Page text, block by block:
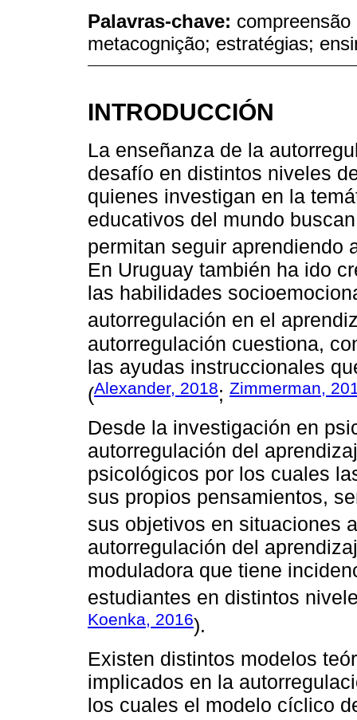
Palavras-chave:
metacognição; estratégias;
INTRODUCCIÓN
La enseñanza de la
desafío en distintos niveles
quienes investigan en la
educativos del mundo
permitan seguir aprendiendo
En Uruguay también ha ido
las habilidades
autorregulación en el
autorregulación cuestiona,
las ayudas instruccionales
(Alexander, 2018; Zimmerman,
Desde la investigación en
autorregulación del
psicológicos por los cuales
sus propios pensamientos,
sus objetivos en situaciones
autorregulación del
moduladora que tiene
estudiantes en distintos
Koenka, 2016).
Existen distintos modelos
implicados en la
los cuales el modelo cíclico